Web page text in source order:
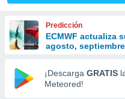
y
forma
digital
basada
Predicción
ECMWF actualiza
agosto,
¡Descarga GRATIS
Meteored!